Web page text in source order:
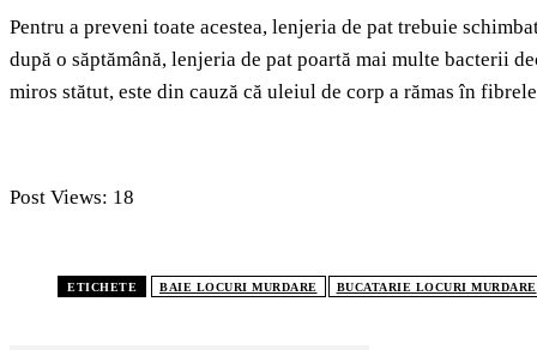
Pentru a preveni toate acestea, lenjeria de pat trebuie
după o săptămână, lenjeria de pat poartă mai multe bacterii
miros stătut, este din cauză că uleiul de corp a rămas în
Post Views: 18
ETICHETE BAIE LOCURI MURDARE BUCATARIE LOCURI MURDARE